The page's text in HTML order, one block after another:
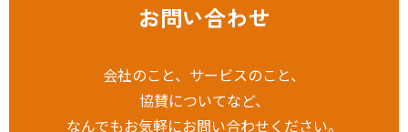
お問い合わせ
会社のこと、サービスのこと、
協賛についてなど、
なんでもお気軽にお問い合わせください。